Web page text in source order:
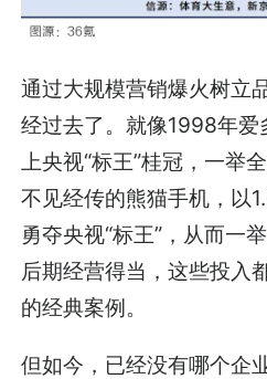
通过大规模营销爆火树立
经过去了。就像1998年爱
上央视“标王”桂冠，一举
不见经传的熊猫手机，以
勇夺央视“标王”，从而一
后期经营得当，这些投入
的经典案例。
但如今，已经没有哪个企